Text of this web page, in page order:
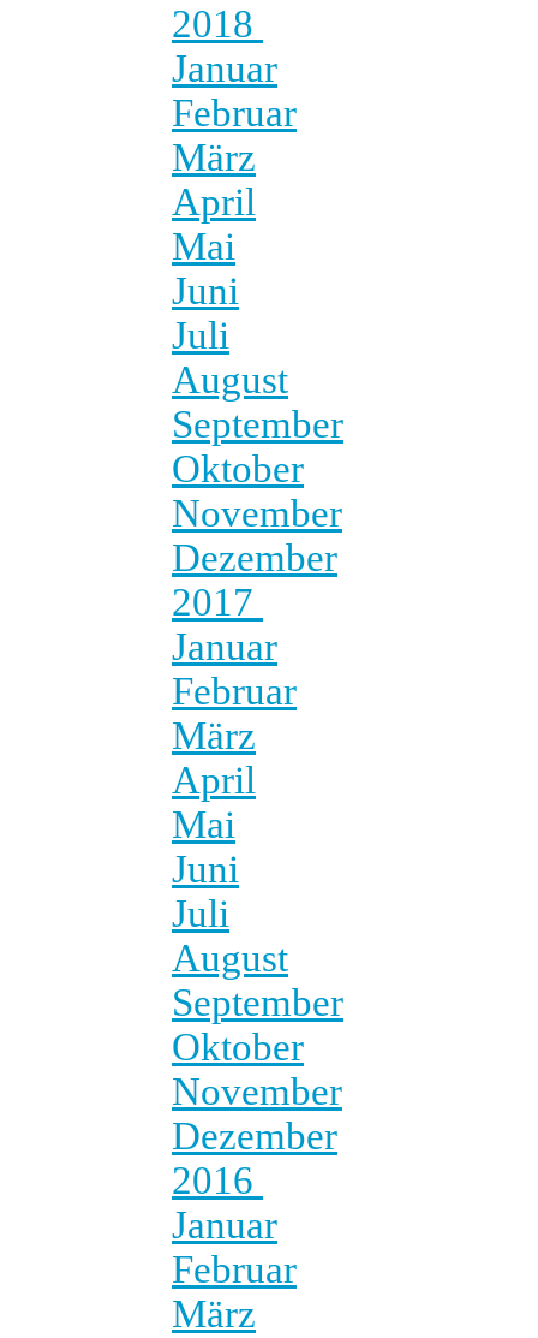
2018
Januar
Februar
März
April
Mai
Juni
Juli
August
September
Oktober
November
Dezember
2017
Januar
Februar
März
April
Mai
Juni
Juli
August
September
Oktober
November
Dezember
2016
Januar
Februar
März